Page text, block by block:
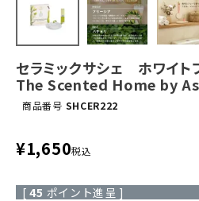
セラミックサシェ ホワイト
The Scented Home by
商品番号 SHCER222
¥1,650税込
[ 45 ポイント進呈 ]